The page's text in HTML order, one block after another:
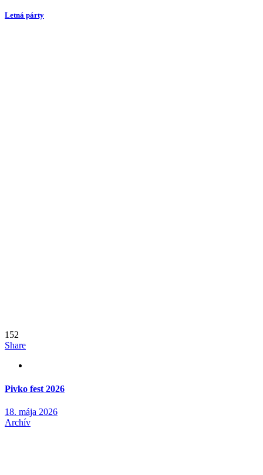
Letná párty
152
Share
Pivko fest 2026
18. mája 2026
Archív